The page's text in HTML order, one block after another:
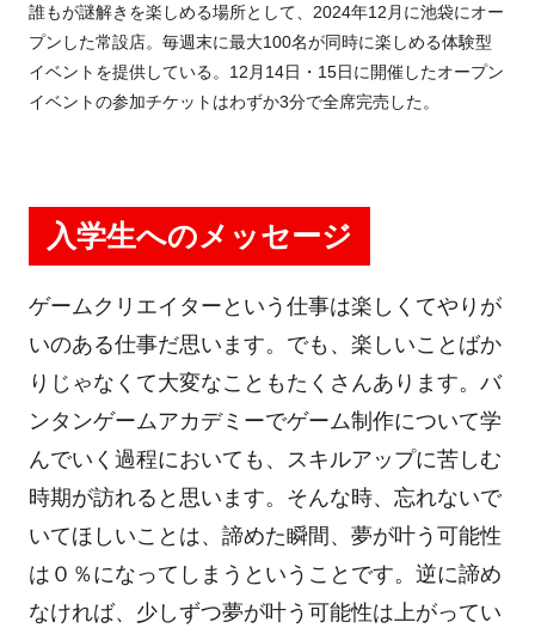
誰もが謎解きを楽しめる場所として、2024年12月に池袋にオー
プンした常設店。毎週末に最大100名が同時に楽しめる体験型
イベントを提供している。12月14日・15日に開催したオープン
イベントの参加チケットはわずか3分で全席完売した。
入学生へのメッセージ
ゲームクリエイターという仕事は楽しくてやりが
いのある仕事だ思います。でも、楽しいことばか
りじゃなくて大変なこともたくさんあります。バ
ンタンゲームアカデミーでゲーム制作について学
んでいく過程においても、スキルアップに苦しむ
時期が訪れると思います。そんな時、忘れないで
いてほしいことは、諦めた瞬間、夢が叶う可能性
は０％になってしまうということです。逆に諦め
なければ、少しずつ夢が叶う可能性は上がってい